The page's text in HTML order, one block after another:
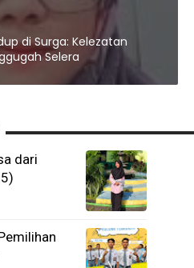
di Surga: Kelezatan
Selera
dari